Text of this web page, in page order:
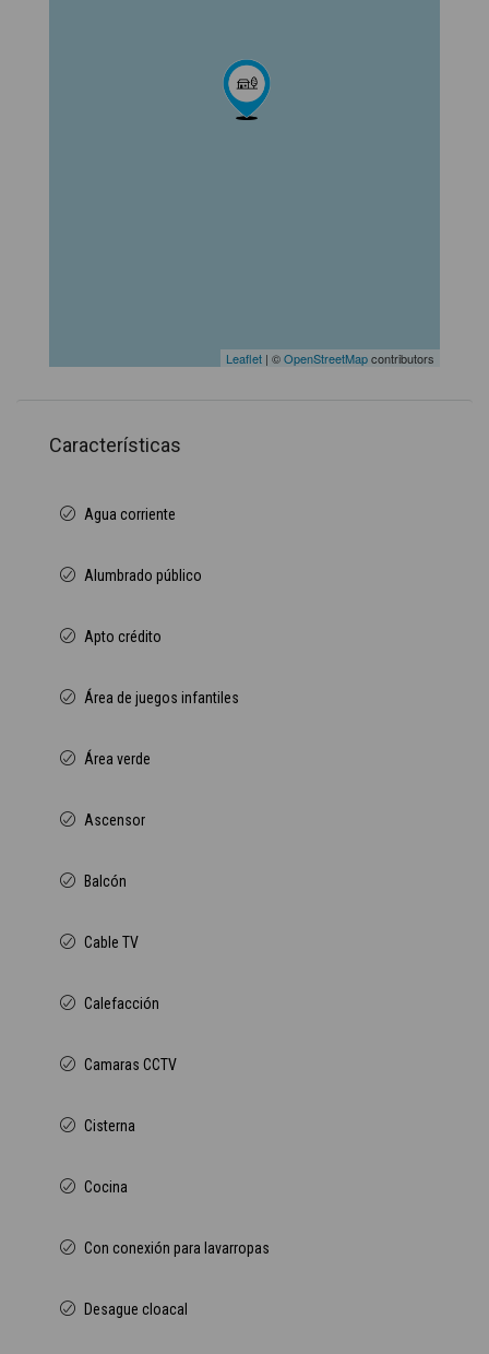
Leaflet | ©OpenStreetMapcontributors
Características
Agua corriente
Alumbrado público
Apto crédito
Área de juegos infantiles
Área verde
Ascensor
Balcón
Cable TV
Calefacción
Camaras CCTV
Cisterna
Cocina
Con conexión para lavarropas
Desague cloacal